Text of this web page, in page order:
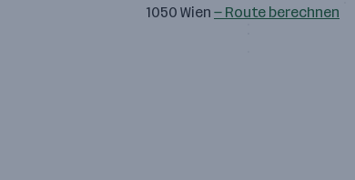
1050 Wien — Route berechnen